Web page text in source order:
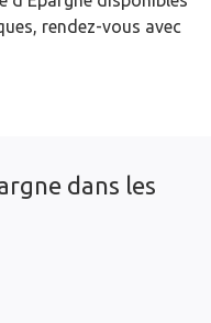
rendez-vous avec
dans les